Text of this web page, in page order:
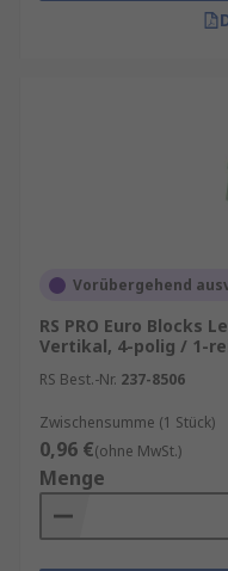
Vorübergehend
RS PRO Euro
Vertikal, 4-polig / 1-
RS Best.-Nr. 237-8506
Zwischensumme (1 Stück)
0,96 €(ohne MwSt.)
Menge